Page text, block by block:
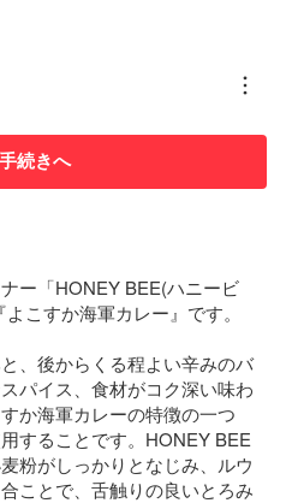
続きへ
ー「HONEY BEE(ハニービ
こすか海軍カレー』です。
、後からくる程よい辛みのバ
パイス、食材がコク深い味わ
か海軍カレーの特徴の一つ
することです。HONEY BEE
粉がしっかりとなじみ、ルウ
ことで、舌触りの良いとろみ